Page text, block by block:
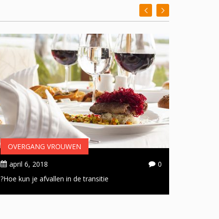
OVERGANG VROUWEN
april 6, 2018
0
Hoe kun je afvallen in de transitie?